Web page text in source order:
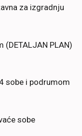
za izgradnju
(DETALJAN PLAN)
sobe i podrumom
sobe